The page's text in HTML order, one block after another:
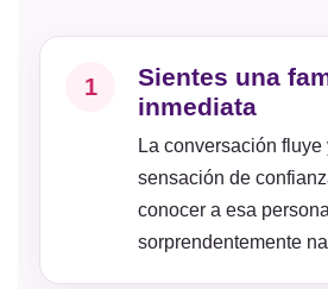
1
Sientes una
inmediata
La conversación
sensación de
conocer a esa
sorprendentemente